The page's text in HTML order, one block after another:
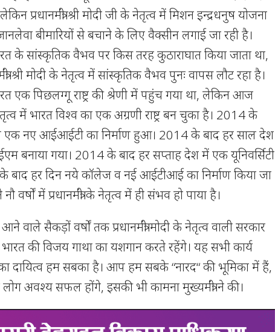
प्रधानमंत्री श्री मोदी जी के नेतृत्व में मिशन इन्द्रधनुष योजना
बीमारियों से बचाने के लिए वैक्सीन लगाई जा रही है।
के सांस्कृतिक वैभव पर किस तरह कुठाराघात किया जाता था,
श्री मोदी के नेतृत्व में सांस्कृतिक वैभव पुनः वापस लौट रहा है।
एक पिछलग्गू राष्ट्र की श्रेणी में पहुंच गया था, लेकिन आज
नेतृत्व में भारत विश्व का एक अग्रणी राष्ट्र बन चुका है। 2014 के
एक नए आईआईटी का निर्माण हुआ। 2014 के बाद हर साल देश
बनाया गया। 2014 के बाद हर सप्ताह देश में एक यूनिवर्सिटी
बाद हर दिन नये कॉलेज व नई आईटीआई का निर्माण किया जा
वर्षों में प्रधानमंत्री के नेतृत्व में ही संभव हो पाया है।
वाले सैकड़ों वर्षों तक प्रधानमंत्री मोदी के नेतृत्व वाली सरकार
भारत की विजय गाथा का यशगान करते रहेंगे। यह सभी कार्य
दायित्व हम सबका है। आप हम सबके “नारद“ की भूमिका में हैं,
अवश्य सफल होंगे, इसकी भी कामना मुख्यमंत्री ने की।